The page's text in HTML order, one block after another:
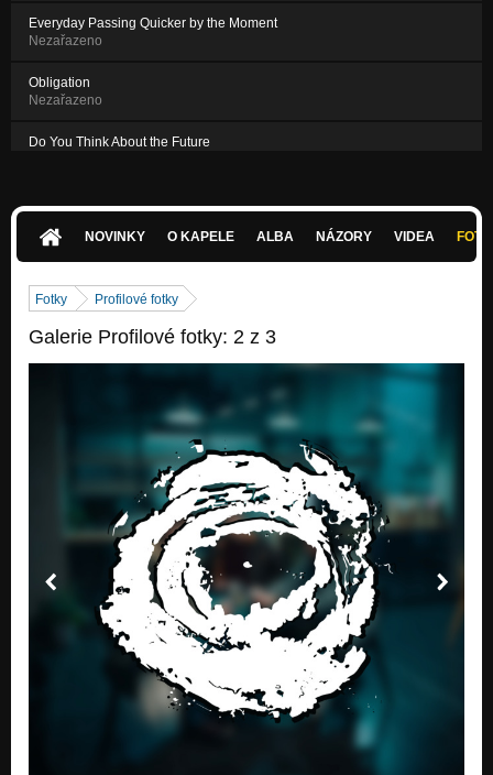
Everyday Passing Quicker by the Moment
Nezařazeno
Obligation
Nezařazeno
Do You Think About the Future
NOVINKY O KAPELE ALBA NÁZORY VIDEA
Fotky Profilové fotky
Galerie Profilové fotky: 2 z 3